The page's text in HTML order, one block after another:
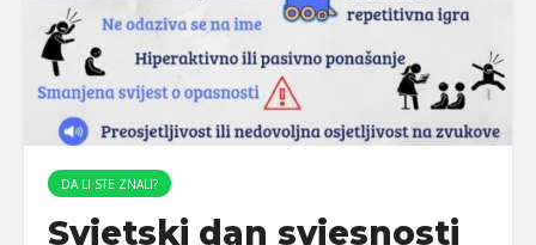
DA LI STE ZNALI?
Svjetski dan svjesnosti